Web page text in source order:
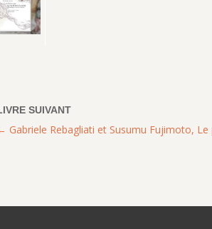
Gabriele Rebagliati et Susumu Fujimoto,